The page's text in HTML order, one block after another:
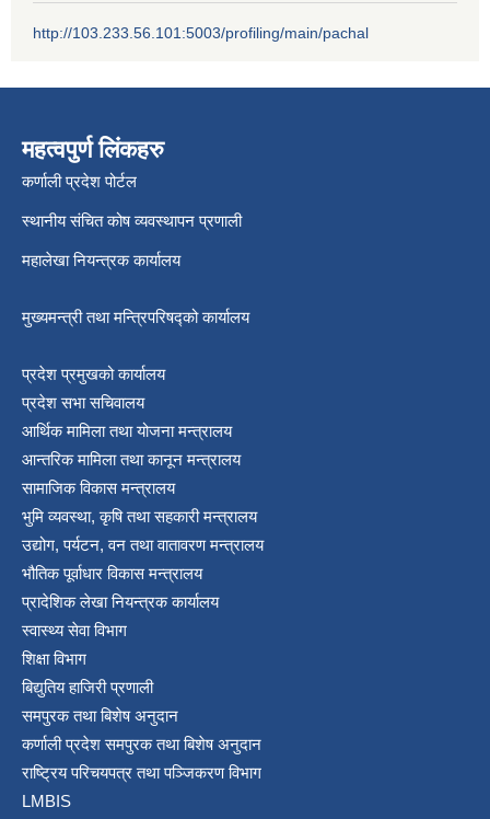
http://103.233.56.101:5003/profiling/main/pachal
महत्वपुर्ण लिंकहरु
कर्णाली प्रदेश पोर्टल
स्थानीय संचित कोष व्यवस्थापन प्रणाली
महालेखा नियन्त्रक कार्यालय
मुख्यमन्त्री तथा मन्त्रिपरिषद्को कार्यालय
प्रदेश प्रमुखको कार्यालय
प्रदेश सभा सचिवालय
आर्थिक मामिला तथा योजना मन्त्रालय
आन्तरिक मामिला तथा कानून मन्त्रालय
सामाजिक विकास मन्त्रालय
भुमि व्यवस्था, कृषि तथा सहकारी मन्त्रालय
उद्योग, पर्यटन, वन तथा वातावरण मन्त्रालय
भौतिक पूर्वाधार विकास मन्त्रालय
प्रादेशिक लेखा नियन्त्रक कार्यालय
स्वास्थ्य सेवा विभाग
शिक्षा विभाग
बिद्युतिय हाजिरी प्रणाली
समपुरक तथा बिशेष अनुदान
कर्णाली प्रदेश समपुरक तथा बिशेष अनुदान
राष्ट्रिय परिचयपत्र तथा पञ्जिकरण विभाग
LMBIS